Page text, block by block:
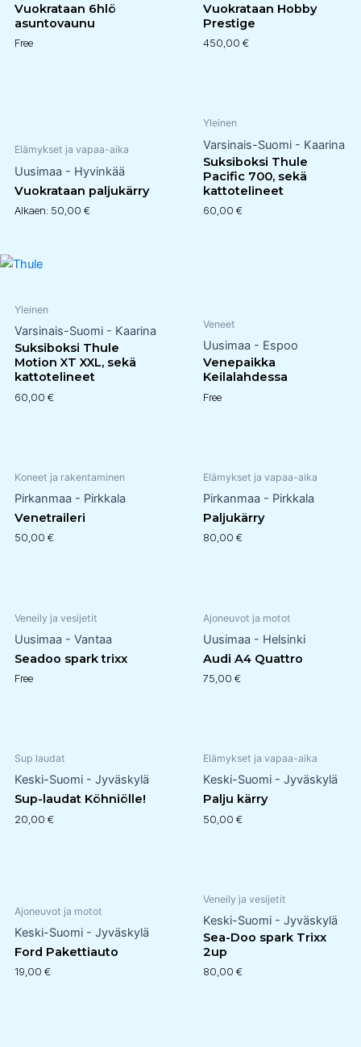
Vuokrataan 6hlö
asuntovaunu
Free
Vuokrataan Hobby
Prestige
450,00 €
Elämykset ja vapaa-aika
Uusimaa - Hyvinkää
Vuokrataan paljukärry
Alkaen: 50,00 €
Yleinen
Varsinais-Suomi - Kaarina
Suksiboksi Thule
Pacific 700, sekä
kattotelineet
60,00 €
Yleinen
Varsinais-Suomi - Kaarina
Suksiboksi Thule
Motion XT XXL, sekä
kattotelineet
60,00 €
Veneet
Uusimaa - Espoo
Venepaikka
Keilalahdessa
Free
Koneet ja rakentaminen
Pirkanmaa - Pirkkala
Venetraileri
50,00 €
Elämykset ja vapaa-aika
Pirkanmaa - Pirkkala
Paljukärry
80,00 €
Veneily ja vesijetit
Uusimaa - Vantaa
Seadoo spark trixx
Free
Ajoneuvot ja motot
Uusimaa - Helsinki
Audi A4 Quattro
75,00 €
Sup laudat
Keski-Suomi - Jyväskylä
Sup-laudat Köhniölle!
20,00 €
Elämykset ja vapaa-aika
Keski-Suomi - Jyväskylä
Palju kärry
50,00 €
Ajoneuvot ja motot
Keski-Suomi - Jyväskylä
Ford Pakettiauto
19,00 €
Veneily ja vesijetit
Keski-Suomi - Jyväskylä
Sea-Doo spark Trixx
2up
80,00 €